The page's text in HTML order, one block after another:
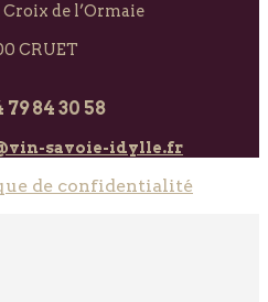
Croix de l’Ormaie
CRUET
79 84 30 58
savoie-idylle.fr
de confidentialité